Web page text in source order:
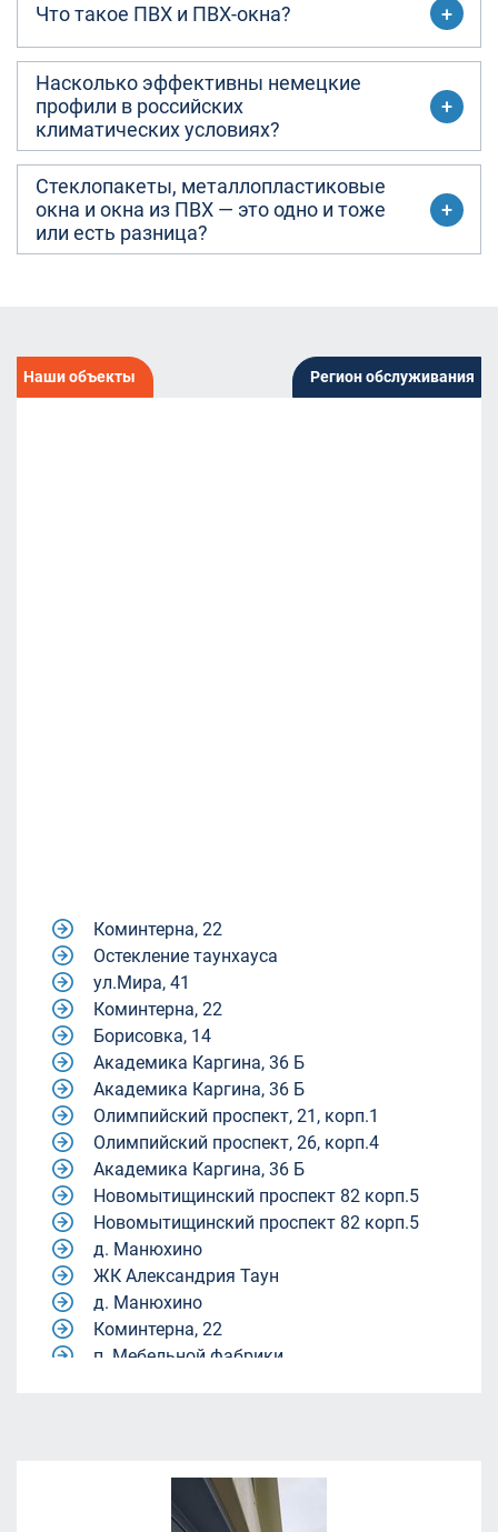
Что такое ПВХ и ПВХ-окна?
Насколько эффективны немецкие
профили в российских
климатических условиях?
Стеклопакеты, металлопластиковые
окна и окна из ПВХ — это одно и тоже
или есть разница?
Наши объекты Регион обслуживания
Коминтерна, 22
Остекление таунхауса
ул.Мира, 41
Коминтерна, 22
Борисовка, 14
Академика Каргина, 36 Б
Академика Каргина, 36 Б
Олимпийский проспект, 21, корп.1
Олимпийский проспект, 26, корп.4
Академика Каргина, 36 Б
Новомытищинский проспект 82 корп.5
Новомытищинский проспект 82 корп.5
д. Манюхино
ЖК Александрия Таун
д. Манюхино
Коминтерна, 22
п. Мебельной фабрики.
Молодежный центр «Родина»
ул. Академика Каргина, 40, корп. 1